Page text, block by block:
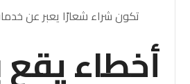
تكون شراء شعارًا يعبر عن
أخطاء يقع